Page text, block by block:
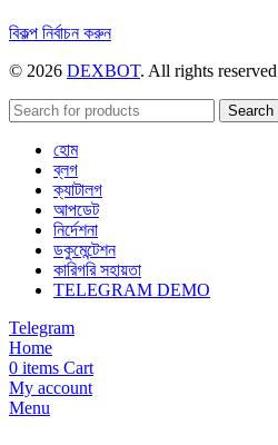
বিকল্প নির্বাচন করুনএই
একাধিক
রয়েছে।
পারে।
© 2026 DEXBOT. All rights reserved
Search
হোম
ব্লগ
ক্যাটালগ
আপডেট
নির্দেশনা
ডকুমেন্টেশন
কারিগরি সহায়তা
TELEGRAM DEMO
Telegram
Home
0 items Cart
My account
Menu